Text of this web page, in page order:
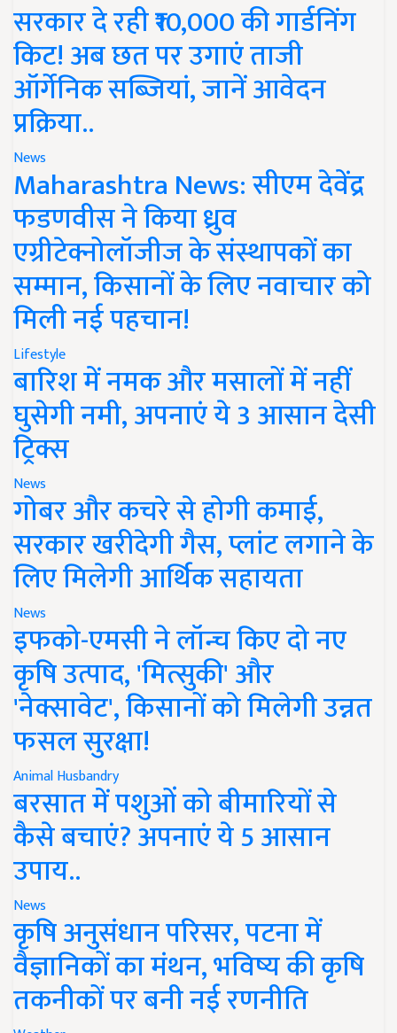
सरकार दे रही ₹10,000 की गार्डनिंग
किट! अब छत पर उगाएं ताजी
ऑर्गेनिक सब्जियां, जानें आवेदन
प्रक्रिया..
News
Maharashtra News: सीएम देवेंद्र
फडणवीस ने किया ध्रुव
एग्रीटेक्नोलॉजीज के संस्थापकों का
सम्मान, किसानों के लिए नवाचार को
मिली नई पहचान!
Lifestyle
बारिश में नमक और मसालों में नहीं
घुसेगी नमी, अपनाएं ये 3 आसान देसी
ट्रिक्स
News
गोबर और कचरे से होगी कमाई,
सरकार खरीदेगी गैस, प्लांट लगाने के
लिए मिलेगी आर्थिक सहायता
News
इफको-एमसी ने लॉन्च किए दो नए
कृषि उत्पाद, 'मित्सुकी' और
'नेक्सावेट', किसानों को मिलेगी उन्नत
फसल सुरक्षा!
Animal Husbandry
बरसात में पशुओं को बीमारियों से
कैसे बचाएं? अपनाएं ये 5 आसान
उपाय..
News
कृषि अनुसंधान परिसर, पटना में
वैज्ञानिकों का मंथन, भविष्य की कृषि
तकनीकों पर बनी नई रणनीति